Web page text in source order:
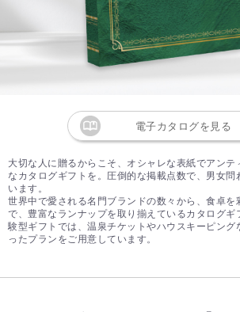
電子カタログを見る
大切な人に贈るからこそ、オシャレな表紙でアン
なカタログギフトを。圧倒的な掲載点数で、男女問
います。
世界中で愛される名門ブランドの数々から、食卓を
で、豊富なランナップを取り揃えているカタログ
験型ギフトでは、温泉チケットやハウスキーピング
ったプランをご用意しています。